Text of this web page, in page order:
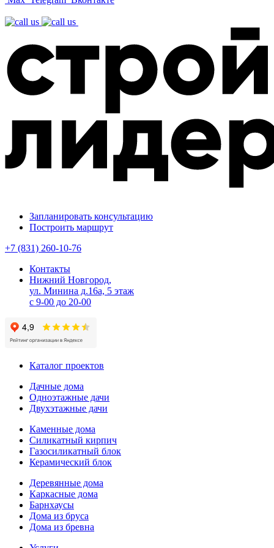
Запланировать консультацию
Построить маршрут
+7 (831) 260-10-76
Контакты
Нижний Новгород,
ул. Минина д.16а, 5 этаж
с 9-00 до 20-00
Каталог проектов
Дачные дома
Одноэтажные дачи
Двухэтажные дачи
Каменные дома
Силикатный кирпич
Газосиликатный блок
Керамический блок
Деревянные дома
Каркасные дома
Барнхаусы
Дома из бруса
Дома из бревна